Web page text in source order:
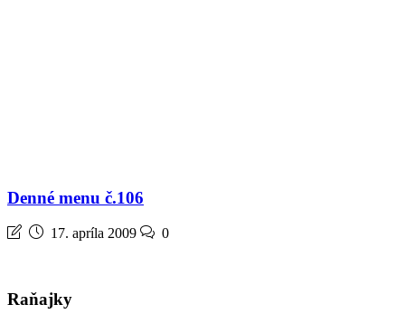
Denné menu č.106
17. apríla 2009 0
Raňajky